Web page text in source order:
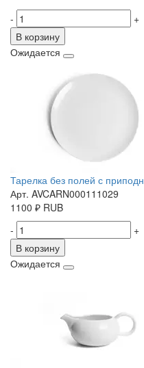
-
+
В корзину
Ожидается
Тарелка без полей с
Арт. AVCARN000111029
1100 ₽ RUB
-
+
В корзину
Ожидается